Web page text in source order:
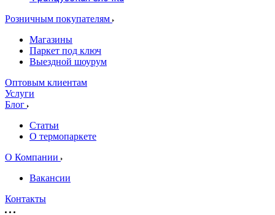
Розничным покупателям
Магазины
Паркет под ключ
Выездной шоурум
Оптовым клиентам
Услуги
Блог
Статьи
О термопаркете
О Компании
Вакансии
Контакты